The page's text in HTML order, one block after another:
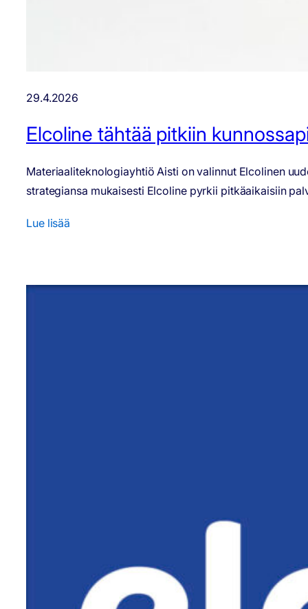
29.4.2026
Elcoline tähtää pitkiin
Materiaaliteknologiayhtiö Aisti on valinnut Elcolinen
strategiansa mukaisesti Elcoline pyrkii pitkäaikaisiin
Lue lisää